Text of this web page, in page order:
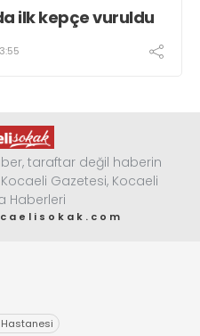
ilk kepçe vuruldu
taraftar değil haberin
Gazetesi, Kocaeli
Haberleri
Hastanesi